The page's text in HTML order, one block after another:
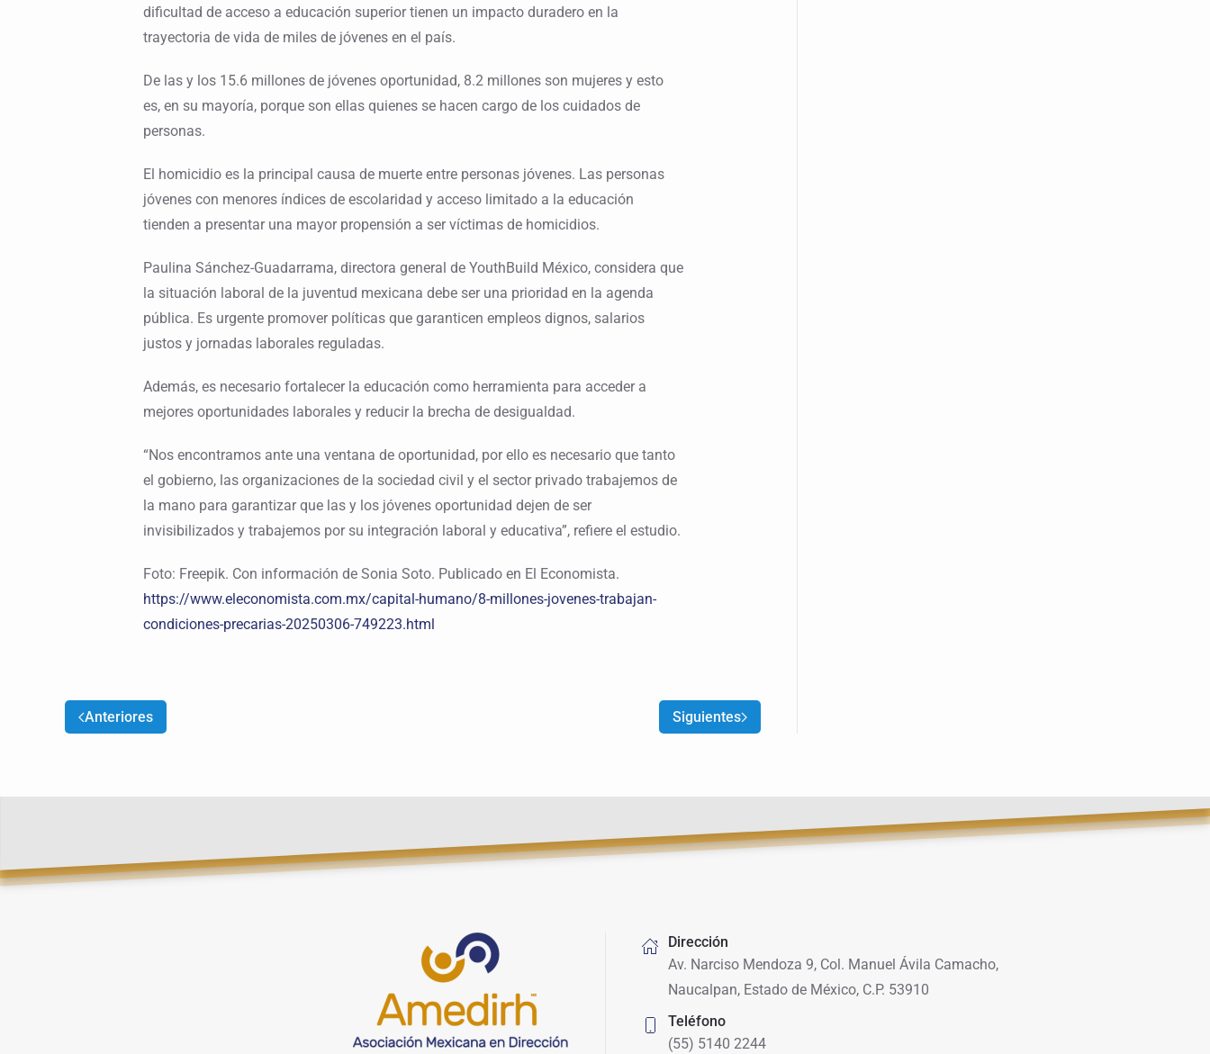
dificultad de acceso a educación superior tienen un impacto duradero en la
trayectoria de vida de miles de jóvenes en el país.
De las y los 15.6 millones de jóvenes oportunidad, 8.2 millones son mujeres y esto
es, en su mayoría, porque son ellas quienes se hacen cargo de los cuidados de
personas.
El homicidio es la principal causa de muerte entre personas jóvenes. Las personas
jóvenes con menores índices de escolaridad y acceso limitado a la educación
tienden a presentar una mayor propensión a ser víctimas de homicidios.
Paulina Sánchez-Guadarrama, directora general de YouthBuild México, considera que
la situación laboral de la juventud mexicana debe ser una prioridad en la agenda
pública. Es urgente promover políticas que garanticen empleos dignos, salarios
justos y jornadas laborales reguladas.
Además, es necesario fortalecer la educación como herramienta para acceder a
mejores oportunidades laborales y reducir la brecha de desigualdad.
“Nos encontramos ante una ventana de oportunidad, por ello es necesario que tanto
el gobierno, las organizaciones de la sociedad civil y el sector privado trabajemos de
la mano para garantizar que las y los jóvenes oportunidad dejen de ser
invisibilizados y trabajemos por su integración laboral y educativa”, refiere el estudio.
Foto: Freepik. Con información de Sonia Soto. Publicado en El Economista.
https://www.eleconomista.com.mx/capital-humano/8-millones-jovenes-trabajan-
condiciones-precarias-20250306-749223.html
Anteriores Siguientes
Dirección
Av. Narciso Mendoza 9, Col. Manuel Ávila Camacho,
Naucalpan, Estado de México, C.P. 53910
Teléfono
(55) 5140 2244